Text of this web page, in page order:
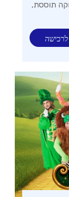
תוססת,
לרכישה